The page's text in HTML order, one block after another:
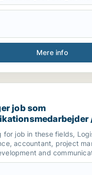
Mere info
som
job som
/
/
/
for job in these fields,
accountant, project
and